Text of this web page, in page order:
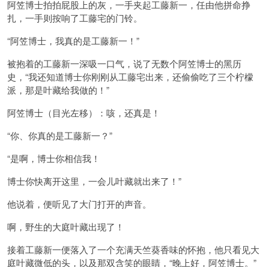
阿笠博士拍拍屁股上的灰，一手夹起工藤新一，任由他拼命挣
扎，一手则按响了工藤宅的门铃。
“阿笠博士，我真的是工藤新一！”
被抱着的工藤新一深吸一口气，说了无数个阿笠博士的黑历
史，“我还知道博士你刚刚从工藤宅出来，还偷偷吃了三个柠檬
派，那是叶藏给我做的！”
阿笠博士（目光左移）：咳，还真是！
“你、你真的是工藤新一？”
“是啊，博士你相信我！
博士你快离开这里，一会儿叶藏就出来了！”
他说着，便听见了大门打开的声音。
啊，野生的大庭叶藏出现了！
接着工藤新一便落入了一个充满天竺葵香味的怀抱，他只看见大
庭叶藏微低的头，以及那双含笑的眼睛，“晚上好，阿笠博士。”